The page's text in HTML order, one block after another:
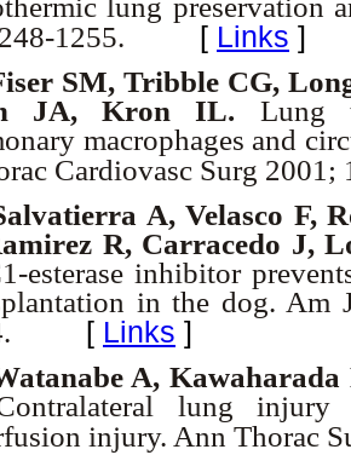
1255.
[ Links ]
SM, Tribble CG,
JA, Kron IL. Lung
macrophages and
Cardiovasc Surg
A, Velasco F,
R, Carracedo J,
esterase inhibitor
in the dog. Am
[ Links ]
A,
lung injury
injury. Ann Thorac